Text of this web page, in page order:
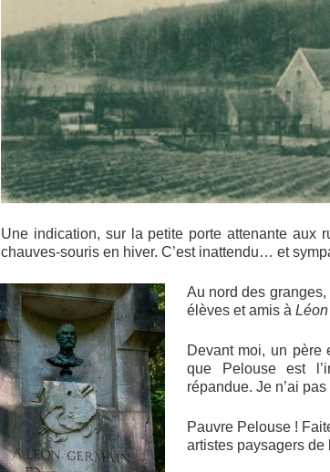
Une indication, sur la petite porte attenante aux
chauves-souris en hiver. C’est inattendu… et
Au nord des
élèves et amis à
Devant moi, un père
que Pelouse est
répandue. Je n’ai
Pauvre Pelouse !
artistes paysagers de